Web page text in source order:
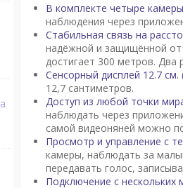
В комплекте четыре
наблюдения через
Стабильная связь на
надёжной и защищённой от
достигает 300 метров. Два
Сенсорный дисплей 12.7
12,7 сантиметров.
Доступ из любой точки
наблюдать через
самой видеоняней можно
Просмотр и управление с
камеры, наблюдать за
передавать голос,
Подключение с нескольких